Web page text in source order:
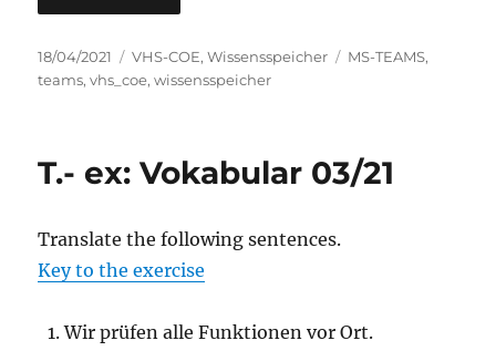
Veröffentlicht
am
18/04/2021 Kategorien
VHS-COE,Wissensspeicher Schlagwörter
MS-TEAMS,
teams,vhs_coe,wissensspeicher
T.- ex: Vokabular 03/21
Translate the following sentences.
Key to the exercise
Wir prüfen alle Funktionen vor Ort.